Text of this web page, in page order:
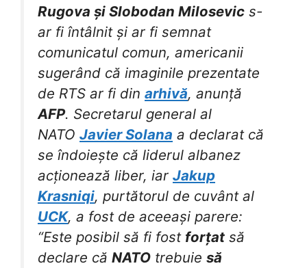
Rugova și Slobodan Milosevic s-
ar fi întâlnit și ar fi semnat
comunicatul comun, americanii
sugerând că imaginile prezentate
de RTS ar fi din arhivă, anunță
AFP. Secretarul general al
NATO Javier Solana a declarat că
se îndoiește că liderul albanez
acționează liber, iar Jakup
Krasniqi, purtătorul de cuvânt al
UCK, a fost de aceeași parere:
“Este posibil să fi fost forțat să
declare că NATO trebuie să